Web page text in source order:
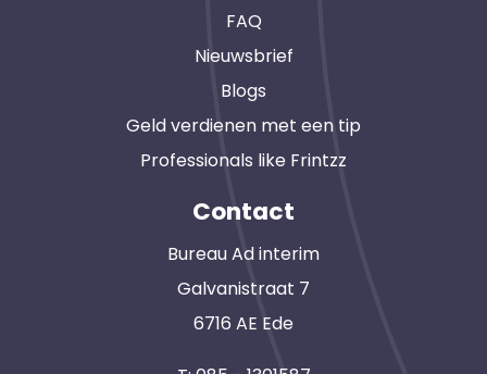
FAQ
Nieuwsbrief
Blogs
Geld verdienen met een tip
Professionals like Frintzz
Contact
Bureau Ad interim
Galvanistraat 7
6716 AE Ede